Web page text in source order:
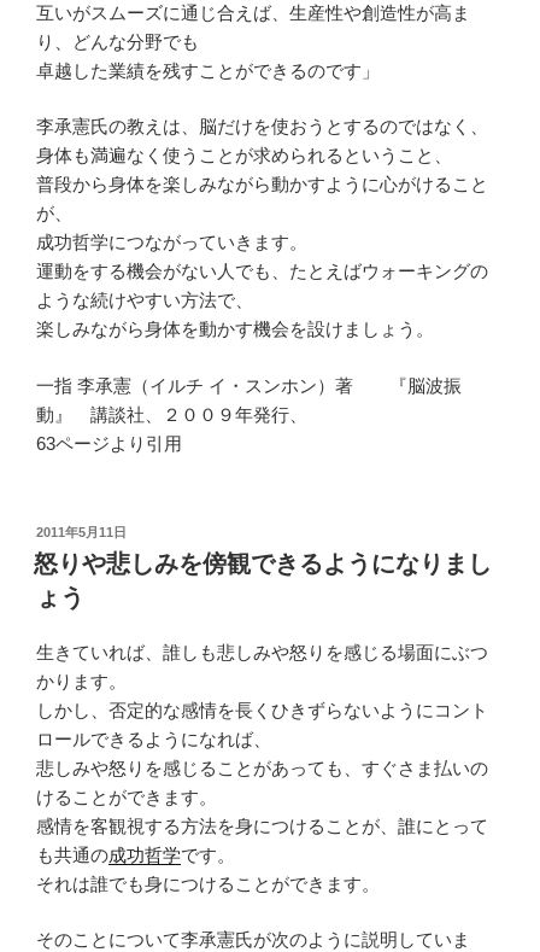
互いがスムーズに通じ合えば、生産性や創造性が高ま
り、どんな分野でも
卓越した業績を残すことができるのです」
李承憲氏の教えは、脳だけを使おうとするのではなく、
身体も満遍なく使うことが求められるということ、
普段から身体を楽しみながら動かすように心がけること
が、
成功哲学につながっていきます。
運動をする機会がない人でも、たとえばウォーキングの
ような続けやすい方法で、
楽しみながら身体を動かす機会を設けましょう。
一指 李承憲（イルチ イ・スンホン）著 『脳波振
動』 講談社、２００９年発行、
63ページより引用
投
稿
日:
2011年5月11日
怒りや悲しみを傍観できるようになりまし
ょう
生きていれば、誰しも悲しみや怒りを感じる場面にぶつ
かります。
しかし、否定的な感情を長くひきずらないようにコント
ロールできるようになれば、
悲しみや怒りを感じることがあっても、すぐさま払いの
けることができます。
感情を客観視する方法を身につけることが、誰にとって
も共通の成功哲学です。
それは誰でも身につけることができます。
そのことについて李承憲氏が次のように説明していま